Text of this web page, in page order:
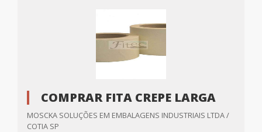
COMPRAR FITA CREPE LARGA
MOSCKA SOLUÇÕES EM EMBALAGENS INDUSTRIAIS LTDA /
COTIA SP